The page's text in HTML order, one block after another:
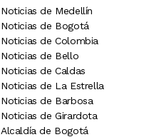
Noticias de Medellín
Noticias de Bogotá
Noticias de Colombia
Noticias de Bello
Noticias de Caldas
Noticias de La Estrella
Noticias de Barbosa
Noticias de Girardota
Alcaldía de Bogotá